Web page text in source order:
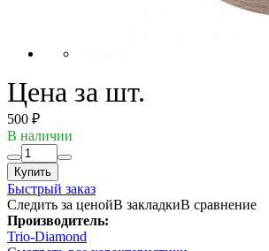
Цена за шт.
500 ₽
В наличии
Купить
Быстрый заказ
Следить за ценойВ закладкиВ сравнение
Производитель:
Trio-Diamond